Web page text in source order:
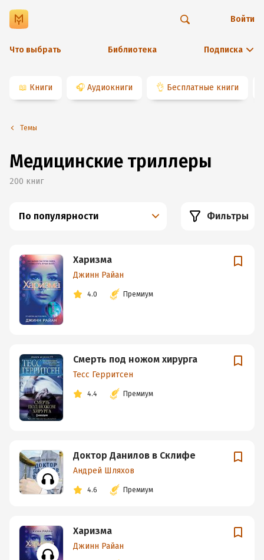
Что выбрать Библиотека Подписка
Войти
📖 Книги 🎧 Аудиокниги 👌 Бесплатные книги
Темы
Медицинские триллеры
200 книг
По популярности Фильтры
Харизма
Джинн Райан
4.0 Премиум
Смерть под ножом хирурга
Тесс Герритсен
4.4 Премиум
Доктор Данилов в Склифе
Андрей Шляхов
4.6 Премиум
Харизма
Джинн Райан